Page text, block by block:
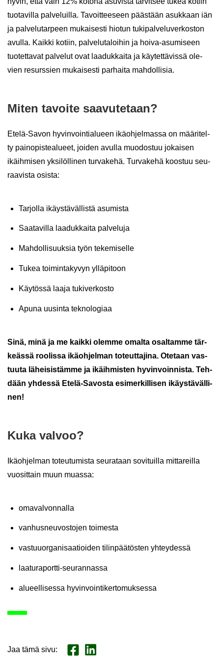
tuo­ta­vil­la pal­ve­luil­la. Ta­voit­tee­seen pääs­tään asuk­kaan iän
ja pal­ve­lu­tar­peen mu­kai­ses­ti hio­tun tu­ki­pal­ve­lu­ver­kos­ton
avul­la. Kaik­ki ko­tiin, pal­ve­lu­ta­loi­hin ja hoiva-​asumiseen
tuo­tet­ta­vat pal­ve­lut ovat laa­duk­kai­ta ja käy­tet­tä­vis­sä ole­
vien re­surs­sien mu­kai­ses­ti par­hai­ta mah­dol­li­sia.
Miten ta­voi­te saa­vu­te­taan?
Etelä-​Savon hy­vin­voin­tia­lu­een ikä­oh­jel­mas­sa on mää­ri­tel­
ty pain­opis­tea­lu­eet, joi­den avul­la muo­dos­tuu jo­kai­sen
ikäih­mi­sen yk­si­löl­li­nen tur­va­ke­hä. Tur­va­ke­hä koos­tuu seu­
raa­vis­ta osis­ta:
Tar­jol­la ikäys­tä­väl­lis­tä asu­mis­ta
Saa­ta­vil­la laa­duk­kai­ta pal­ve­lu­ja
Mah­dol­li­suuk­sia työn te­ke­mi­sel­le
Tukea toi­min­ta­ky­vyn yl­lä­pi­toon
Käy­tös­sä laaja tu­ki­ver­kos­to
Apuna uusin­ta tek­no­lo­gi­aa
Sinä, minä ja me kaik­ki olem­me omal­ta osal­tam­me tär­
keäs­sä roo­lis­sa ikä­oh­jel­man to­teut­ta­ji­na. Ote­taan vas­
tuu­ta lä­hei­sis­täm­me ja ikäih­mis­ten hy­vin­voin­nis­ta. Teh­
dään yh­des­sä Etelä-​Savosta esi­mer­kil­li­sen ikäys­tä­väl­li­
nen!
Kuka val­voo?
Ikä­oh­jel­man to­teu­tu­mis­ta seu­ra­taan so­vi­tuil­la mit­ta­reil­la
vuo­sit­tain muun muas­sa:
oma­val­von­nal­la
van­hus­neu­vos­to­jen toi­mes­ta
vas­tuu­or­ga­ni­saa­tioi­den ti­lin­pää­tös­ten yh­tey­des­sä
laaturaportti-​seurannassa
alu­eel­li­ses­sa hy­vin­voin­ti­ker­to­muk­ses­sa
Jaa tämä sivu: Jaa Face­book
Jaa Lin­ke­dI­nis­sä